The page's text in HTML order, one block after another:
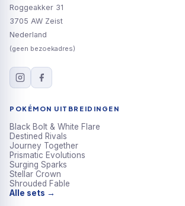
Roggeakker 31
3705 AW Zeist
Nederland
(geen bezoekadres)
POKÉMON UITBREIDINGEN
Black Bolt & White Flare
Destined Rivals
Journey Together
Prismatic Evolutions
Surging Sparks
Stellar Crown
Shrouded Fable
Alle sets →